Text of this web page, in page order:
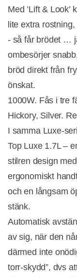
Med ’Lift &
lite extra
- så får brödet …
ombesörjer
bröd direkt från
önskat.
1000W. Fås i tre
Hickory, Silver.
I samma Luxe-
Top Luxe 1.7L –
stilren design
ergonomiskt
och en långsam
stänk.
Automatisk
av sig, när den
därmed inte
torr-skydd”, dvs